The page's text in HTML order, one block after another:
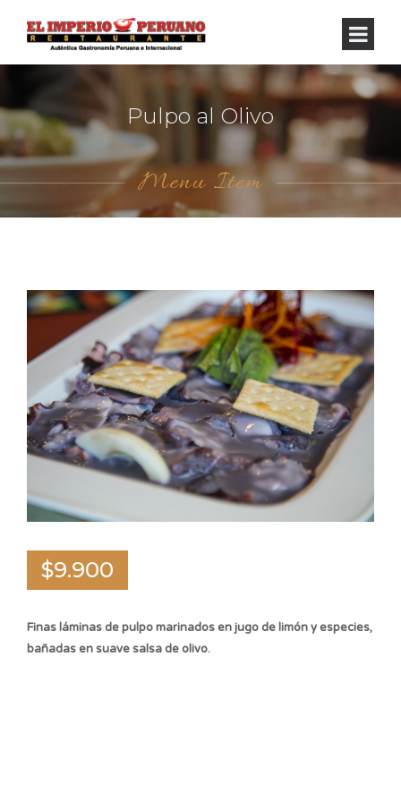
Pulpo al Olivo
Menu Item
$9.900
Finas láminas de pulpo marinados en jugo de limón y especies,
bañadas en suave salsa de olivo.